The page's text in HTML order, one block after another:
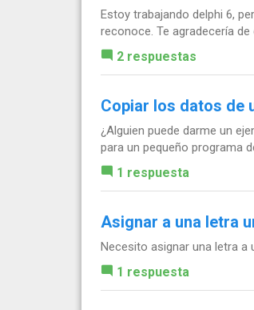
Estoy trabajando delphi 6,
reconoce. Te agradecería
2 respuestas
Copiar los datos de
¿Alguien puede darme un
para un pequeño programa
1 respuesta
Asignar a una letra
Necesito asignar una letra a
1 respuesta